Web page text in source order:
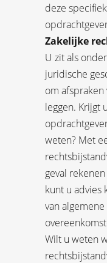
deze
Zakelijke
U zit als
juridische
om
leggen. Krijgt
weten? Met
geval
kunt u advies
van
Wilt u weten